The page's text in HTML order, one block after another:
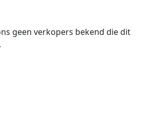
geen verkopers bekend die dit